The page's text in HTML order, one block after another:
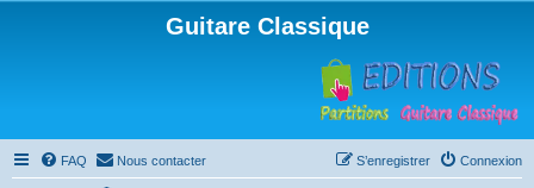
Guitare Classique
FAQ Nous contacter Connexion
S’enregistrer